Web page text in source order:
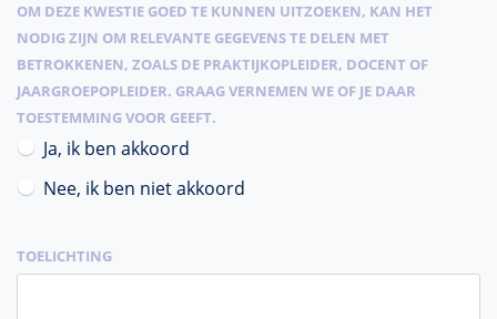
OM DEZE KWESTIE GOED TE KUNNEN UITZOEKEN, KAN HET
NODIG ZIJN OM RELEVANTE GEGEVENS TE DELEN MET
BETROKKENEN, ZOALS DE PRAKTIJKOPLEIDER, DOCENT OF
JAARGROEPOPLEIDER. GRAAG VERNEMEN WE OF JE DAAR
TOESTEMMING VOOR GEEFT.
Ja, ik ben akkoord
Nee, ik ben niet akkoord
TOELICHTING